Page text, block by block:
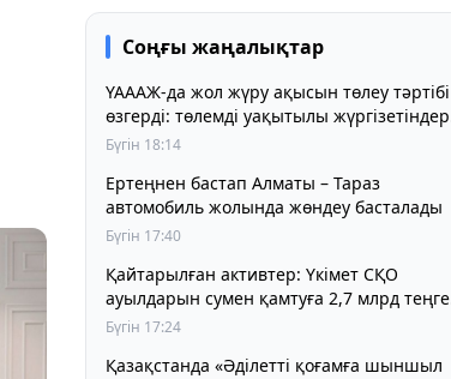
Соңғы жаңалықтар
ҮАААЖ-да жол жүру ақысын төлеу тәртібі
өзгерді: төлемді уақытылы жүргізетіндер
үшін жол жүру құны бұрынғы деңгейде
Бүгін 18:14
Ертеңнен бастап Алматы – Тараз
автомобиль жолында жөндеу басталады
Бүгін 17:40
Қайтарылған активтер: Үкімет СҚО
ауылдарын сумен қамтуға 2,7 млрд теңге
бөлді
Бүгін 17:24
Қазақстанда «Әділетті қоғамға шыншыл